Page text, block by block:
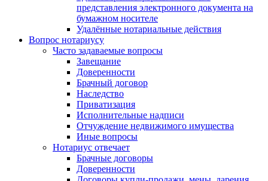
представления электронного документа на
бумажном носителе
Удалённые нотариальные действия
Вопрос нотариусу
Часто задаваемые вопросы
Завещание
Доверенности
Брачный договор
Наследство
Приватизация
Исполнительные надписи
Отчуждение недвижимого имущества
Иные вопросы
Нотариус отвечает
Брачные договоры
Доверенности